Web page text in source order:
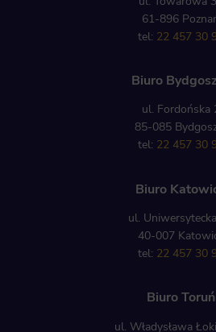
61-896
tel: 22 457 30
Biuro
ul. Fordońska
85-085
tel: 22 457 30
Biuro
ul.
40-007
tel: 22 457 30
Biuro Toruń
ul. Władysława